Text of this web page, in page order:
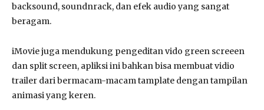
backsound, soundnrack, dan efek audio yang sangat
beragam.
iMovie juga mendukung pengeditan vido green screeen
dan split screen, apliksi ini bahkan bisa membuat vidio
trailer dari bermacam-macam tamplate dengan tampilan
animasi yang keren.